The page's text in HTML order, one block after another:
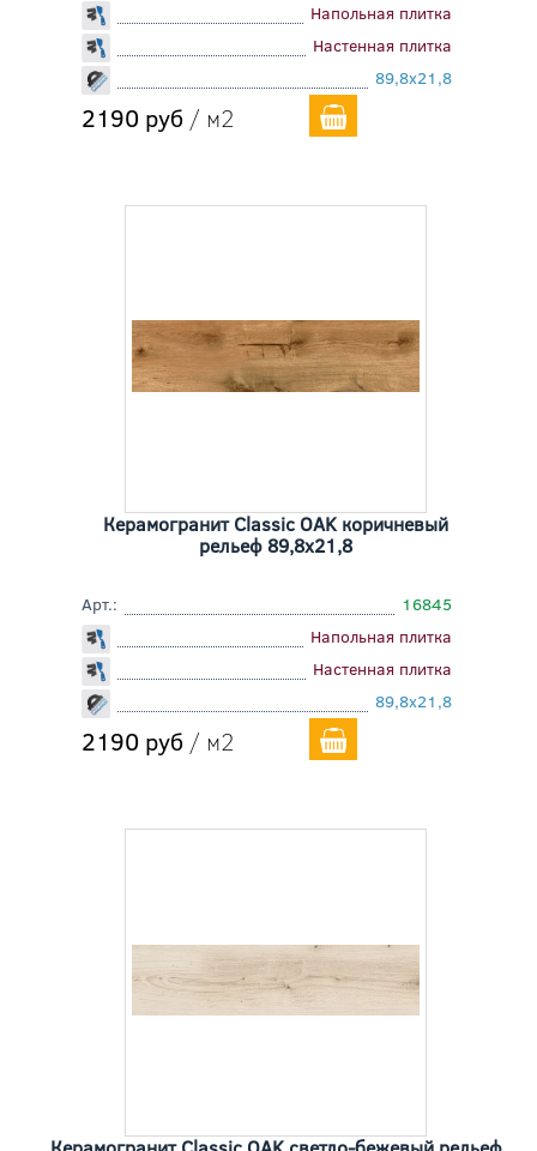
Напольная плитка
Настенная плитка
89,8x21,8
2190 руб / м2
Керамогранит Classic OAK коричневый
рельеф 89,8x21,8
Арт.:
16845
Напольная плитка
Настенная плитка
89,8x21,8
2190 руб / м2